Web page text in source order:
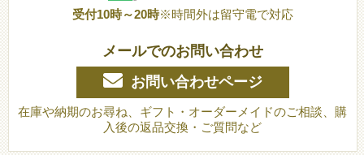
受付10時～20時※時間外は留守電で対応
メールでのお問い合わせ
お問い合わせページ
在庫や納期のお尋ね、ギフト・オーダーメイドのご相談、購
入後の返品交換・ご質問など